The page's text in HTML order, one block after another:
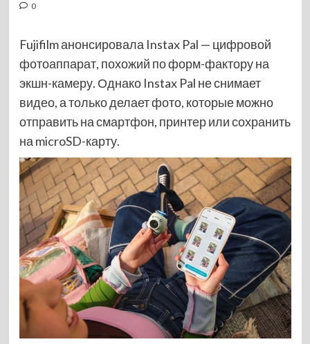
0
Fujifilm анонсировала Instax Pal — цифровой
фотоаппарат, похожий по форм-фактору на
экшн-камеру. Однако Instax Pal не снимает
видео, а только делает фото, которые можно
отправить на смартфон, принтер или сохранить
на microSD-карту.